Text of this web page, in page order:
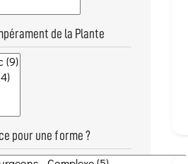
de la Plante
pour une forme ?